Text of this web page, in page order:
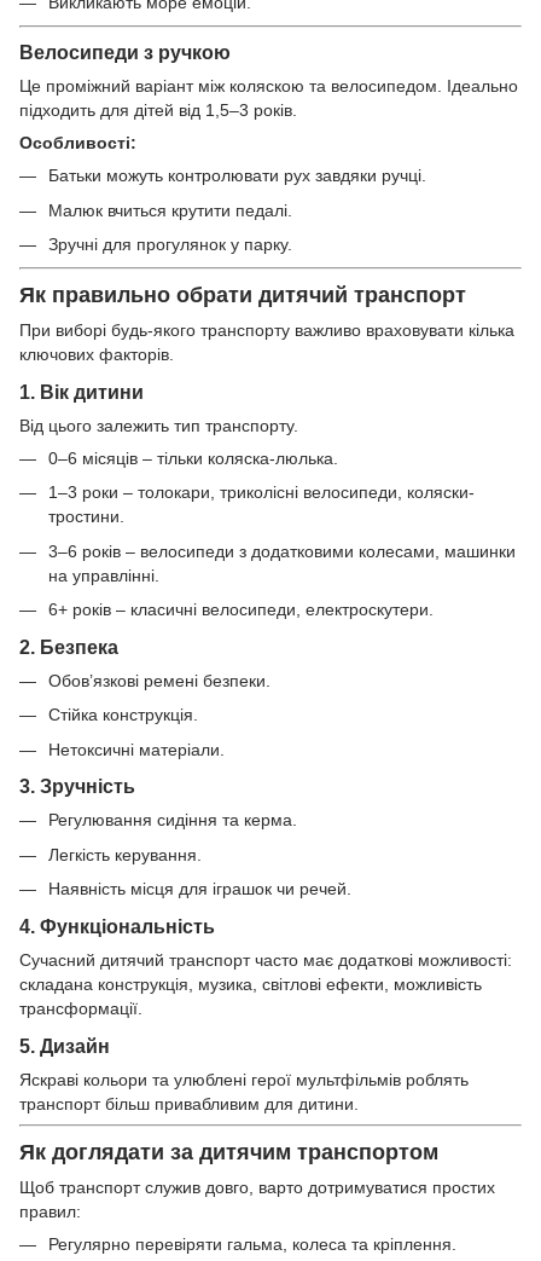
Велосипеди з ручкою
Це проміжний варіант між коляскою та велосипедом. Ідеально
підходить для дітей від 1,5–3 років.
Особливості:
Батьки можуть контролювати рух завдяки ручці.
Малюк вчиться крутити педалі.
Зручні для прогулянок у парку.
Як правильно обрати дитячий транспорт
При виборі будь-якого транспорту важливо враховувати кілька
ключових факторів.
1. Вік дитини
Від цього залежить тип транспорту.
0–6 місяців – тільки коляска-люлька.
1–3 роки – толокари, триколісні велосипеди, коляски-
тростини.
3–6 років – велосипеди з додатковими колесами, машинки
на управлінні.
6+ років – класичні велосипеди, електроскутери.
2. Безпека
Обов’язкові ремені безпеки.
Стійка конструкція.
Нетоксичні матеріали.
3. Зручність
Регулювання сидіння та керма.
Легкість керування.
Наявність місця для іграшок чи речей.
4. Функціональність
Сучасний дитячий транспорт часто має додаткові можливості:
складана конструкція, музика, світлові ефекти, можливість
трансформації.
5. Дизайн
Яскраві кольори та улюблені герої мультфільмів роблять
транспорт більш привабливим для дитини.
Як доглядати за дитячим транспортом
Щоб транспорт служив довго, варто дотримуватися простих
правил:
Регулярно перевіряти гальма, колеса та кріплення.